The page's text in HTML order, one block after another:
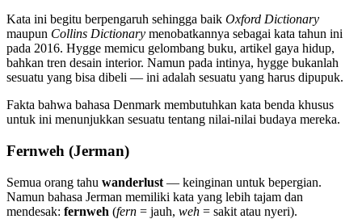
Kata ini begitu berpengaruh sehingga baik Oxford Dictionary
maupun Collins Dictionary menobatkannya sebagai kata tahun ini
pada 2016. Hygge memicu gelombang buku, artikel gaya hidup,
bahkan tren desain interior. Namun pada intinya, hygge bukanlah
sesuatu yang bisa dibeli — ini adalah sesuatu yang harus dipupuk.
Fakta bahwa bahasa Denmark membutuhkan kata benda khusus
untuk ini menunjukkan sesuatu tentang nilai-nilai budaya mereka.
Fernweh (Jerman)
Semua orang tahu wanderlust — keinginan untuk bepergian.
Namun bahasa Jerman memiliki kata yang lebih tajam dan
mendesak: fernweh (fern = jauh, weh = sakit atau nyeri).